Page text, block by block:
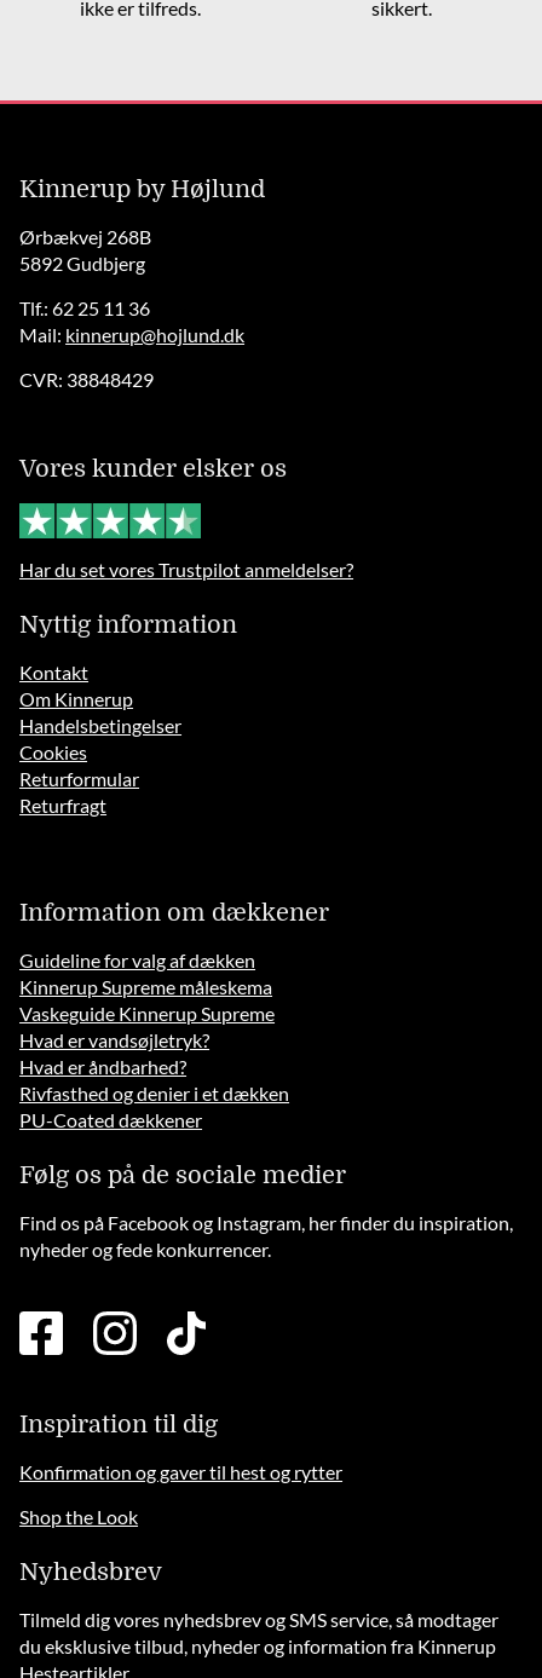
ikke er tilfreds.
sikkert.
Kinnerup by Højlund
Ørbækvej 268B
5892 Gudbjerg
Tlf.: 62 25 11 36
Mail: kinnerup@hojlund.dk
CVR: 38848429
Vores kunder elsker os
Har du set vores Trustpilot anmeldelser?
Nyttig information
Kontakt
Om Kinnerup
Handelsbetingelser
Cookies
Returformular
Returfragt
Information om dækkener
Guideline for valg af dækken
Kinnerup Supreme måleskema
Vaskeguide Kinnerup Supreme
Hvad er vandsøjletryk?
Hvad er åndbarhed?
Rivfasthed og denier i et dækken
PU-Coated dækkener
Følg os på de sociale medier
Find os på Facebook og Instagram, her finder du inspiration,
nyheder og fede konkurrencer.
facebook
square
instagramtiktok
Inspiration til dig
Konfirmation og gaver til hest og rytter
Shop the Look
Nyhedsbrev
Tilmeld dig vores nyhedsbrev og SMS service, så modtager
du eksklusive tilbud, nyheder og information fra Kinnerup
Hesteartikler.